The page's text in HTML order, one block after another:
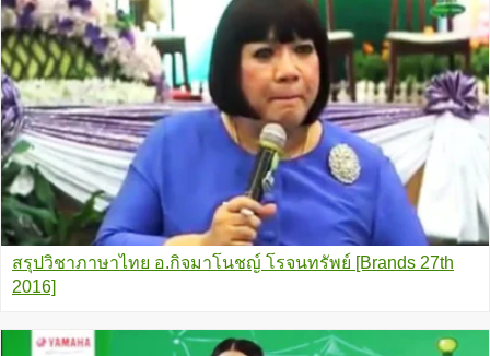
สรุปวิชาภาษาไทย อ.กิจมาโนชญ์ โรจนทรัพย์ [Brands 27th
2016]